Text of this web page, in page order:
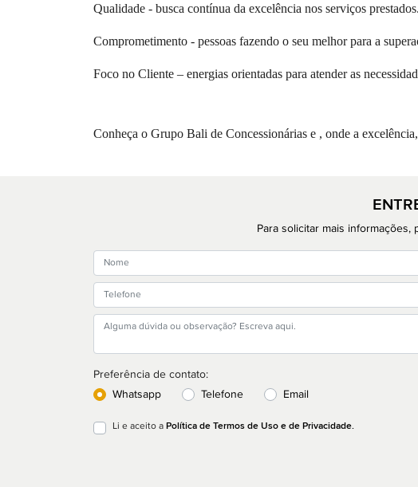
Qualidade - busca contínua da excelência nos serviços prestados.
Comprometimento - pessoas fazendo o seu melhor para a
Foco no Cliente – energias orientadas para atender as
Conheça o Grupo Bali de Concessionárias e , onde a
Para solicitar mais
Preferência de contato:
Whatsapp
Telefone Email
Li e aceito a Política de Termos de Uso e de Privacidade.